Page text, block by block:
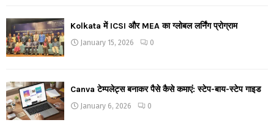
Kolkata में ICSI और MEA का ग्लोबल लर्निंग प्रोग्राम
January 15, 2026 0
Canva टेम्पलेट्स बनाकर पैसे कैसे कमाएं: स्टेप-बाय-स्टेप गाइड
January 6, 2026 0